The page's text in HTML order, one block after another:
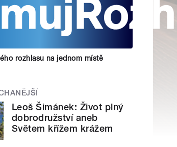
rozhlasu na jednom místě
Leoš Šimánek: Život plný
dobrodružství aneb
Světem křížem krážem